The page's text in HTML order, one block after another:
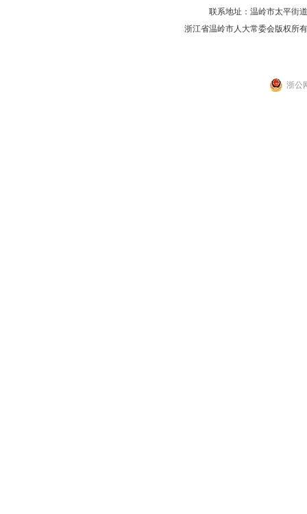
联系地址：温岭市太平
浙江省温岭市人大常委会版权所
浙公